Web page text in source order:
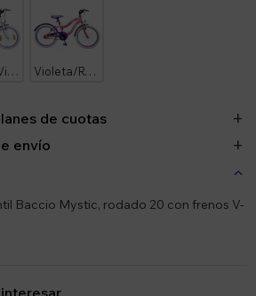
Blanco/Violeta Violeta/Rosa
de cuotas
envío
Baccio Mystic, rodado 20 con frenos V-